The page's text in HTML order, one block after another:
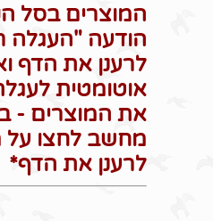
המוצרים בסל
הודעה "העגלה
לרענן את הדף
אוטומטית
את המוצרים -
לרענן את הדף*